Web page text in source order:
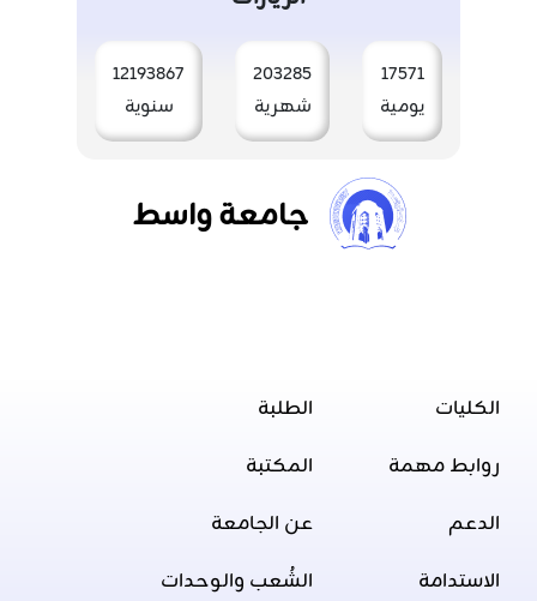
17571
يومية
203285
شهرية
12193867
سنوية
جامعة واسط
الكليات
روابط مهمة
الدعم
الاستدامة
الطلبة
المكتبة
عن الجامعة
الشُعب والوحدات